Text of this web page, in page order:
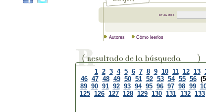
usuario:
Autores Cómo leerlos
1 2 3 4 5 6 7 8 9 10 11 12 13
46 47 48 49 50 51 52 53 54 55 56
89 90 91 92 93 94 95 96 97 98 99
125 126 127 128 129 130 131 132 133